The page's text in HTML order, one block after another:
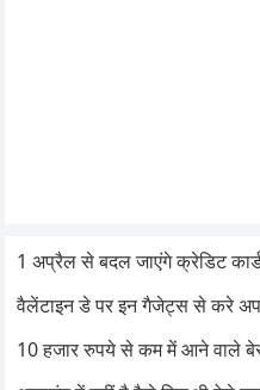
1 अप्रैल से बदल जाएंगे क्रेडिट
वैलेंटाइन डे पर इन गैजेट्स से करे
10 हजार रुपये से कम में आने वाले